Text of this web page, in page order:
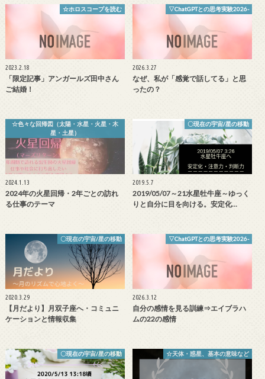
☆ホロスコープを読む
2023.2.18
「限定記事」アンガールズ田中さん
ご結婚！
▽ChatGPTとの思考実験2026-
2026.3.27
なぜ、私が「感覚で話してる」と思
ったの？
☆色々な回帰図（太陽・水星・火星・木
星・土星）
2024.1.13
2024年の火星回帰・2年ごとの訪れ
る仕事のテーマ
〇現在の宇宙/星の移動
2019.5.7
2019/05/07～21水星牡牛座～ゆっく
りと自分に目を向ける。安定化…
〇現在の宇宙/星の移動
2020.3.29
【月だより】月双子座へ・コミュニ
ケーションと情報収集
▽ChatGPTとの思考実験2026-
2026.3.12
自分の感情を見る訓練⇒エイブラハ
ムの22の感情
〇現在の宇宙/星の移動 ☆天体・惑星、基本の意味など